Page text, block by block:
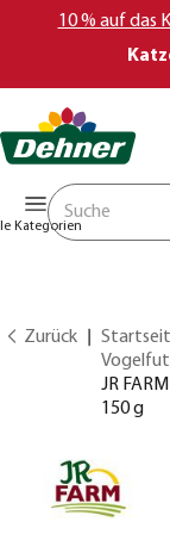
10 % auf das
Kategorien
Zurück
JR
150 g